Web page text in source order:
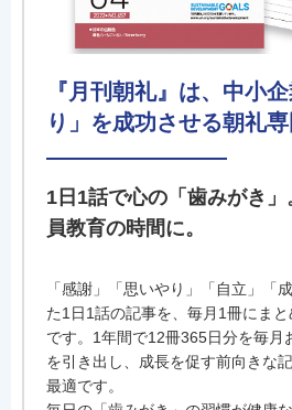
『月刊朝礼』は、中小
り」を成功させる朝礼専
1日1話で心の「歯みがき
員教育の時間に。
「感謝」「思いやり」「自立」「
た1日1話の記事を、毎月1冊にま
です。1年間で12冊365日分を毎月
を引き出し、成長を促す前向きな
最適です。